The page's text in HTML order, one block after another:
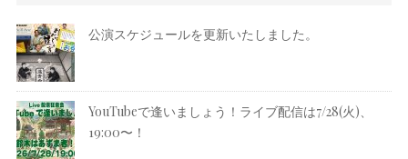
公演スケジュールを更新いたしました。
YouTubeで逢いましょう！ライブ配信は7/28(火)、
19:00〜！